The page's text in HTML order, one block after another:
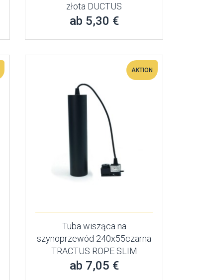
złota DUCTUS
ab 5,30 €
AKTION
Tuba wisząca na
szynoprzewód 240x55czarna
TRACTUS ROPE SLIM
ab 7,05 €